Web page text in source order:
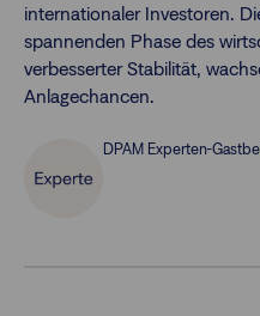
internationaler Investoren.
spannenden Phase des
verbesserter Stabilität,
Anlagechancen.
DPAM Experten-